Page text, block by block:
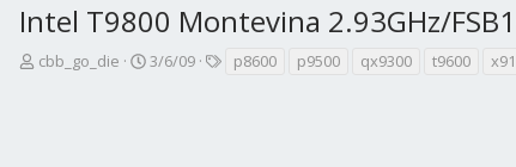
Intel T9800 Montevina 2.93GHz/
主
cbb_go_die
開
3/6/09
標p8600 p9500 qx9300 t9600